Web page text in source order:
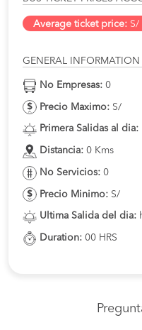
Average ticket price: S/
GENERAL INFORMATION
No Empresas: 0
Precio Maximo: S/
Primera Salidas al dia:
Distancia: 0 Kms
No Servicios: 0
Precio Minimo: S/
Ultima Salida del dia:
Duration: 00 HRS